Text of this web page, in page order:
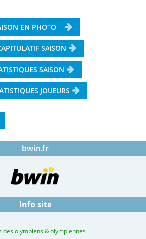
EN PHOTO
SAISON
SAISON
JOUEURS
bwin.fr
Info site
des olympiens & olympiennes